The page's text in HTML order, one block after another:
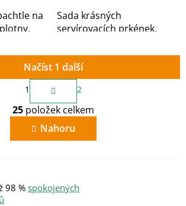
na
Sada krásných
servírovacích prkének.
O
v
l
á
í
p
Načíst 1 další
S
t
r
á
n
k
o
í
1 2
25 položek celkem
Nahoru
98 %spokojených